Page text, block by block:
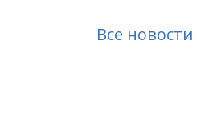
Все новости